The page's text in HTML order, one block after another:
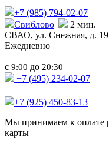
+7 (985) 794-02-07
Свиблово
2 мин.
СВАО, ул. Снежная, д.
Ежедневно
с 9:00 до 20:30
+7 (495) 234-02-07
+7 (925) 450-83-13
Мы принимаем к оплате
карты